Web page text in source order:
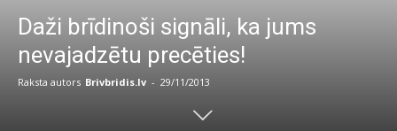
Daži brīdinoši signāli, ka jums
nevajadzētu precēties!
Raksta autors Brivbridis.lv - 29/11/2013